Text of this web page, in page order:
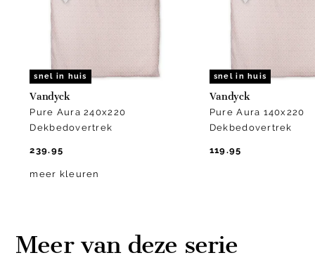
snel in huis
Vandyck
Pure Aura 240x220
Dekbedovertrek
239.95
meer kleuren
snel in huis
Vandyck
Pure Aura 140x220
Dekbedovertrek
119.95
Meer van deze serie